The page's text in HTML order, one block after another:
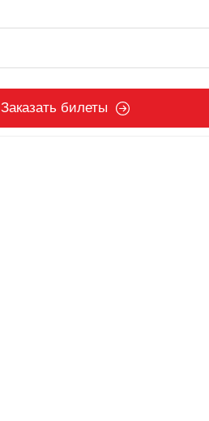
Заказать билеты